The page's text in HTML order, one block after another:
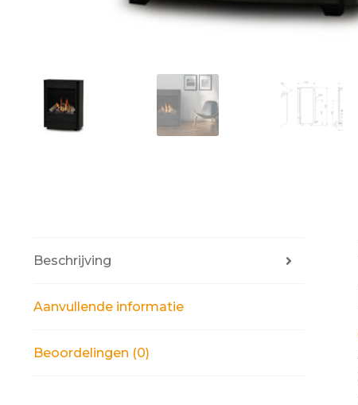
Beschrijving
Aanvullende informatie
Beoordelingen (0)